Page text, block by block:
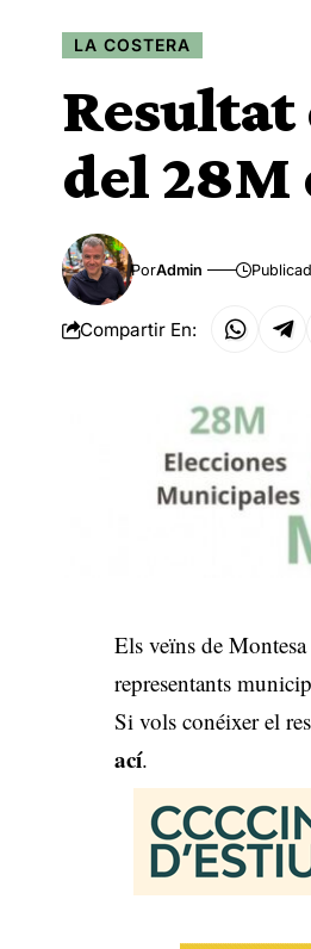
LA COSTERA
Resultat
del 28M
PorAdmin
Compartir En:
Els veïns de
representants
Si vols conéixer el
ací.